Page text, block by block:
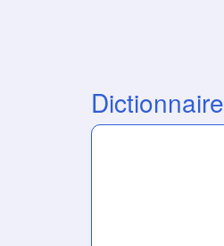
Dictionnaire